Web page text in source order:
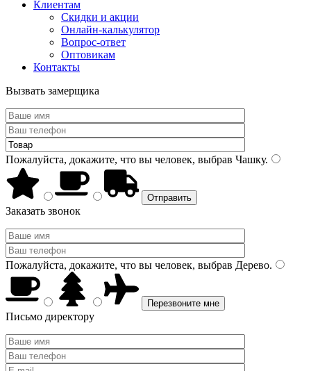
Клиентам
Скидки и акции
Онлайн-калькулятор
Вопрос-ответ
Оптовикам
Контакты
Вызвать замерщика
Пожалуйста, докажите, что вы человек, выбрав Чашку.
Заказать звонок
Пожалуйста, докажите, что вы человек, выбрав Дерево.
Письмо директору